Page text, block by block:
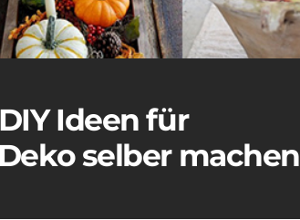
Ideen für
selber machen